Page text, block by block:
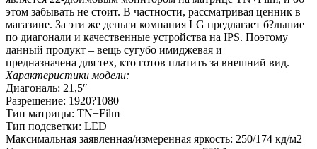
этом забывать не стоит. В частности, рассматривая ценник в
магазине. За эти же деньги компания LG предлагает б?льшие
по диагонали и качественные устройства на IPS. Поэтому
данный продукт – вещь сугубо имиджевая и
предназначена для тех, кто готов платить за внешний вид.
Характеристики модели:
Диагональ: 21,5″
Разрешение: 1920?1080
Тип матрицы: TN+Film
Тип подсветки: LED
Максимальная заявленная/измеренная яркость: 250/174 кд/м2